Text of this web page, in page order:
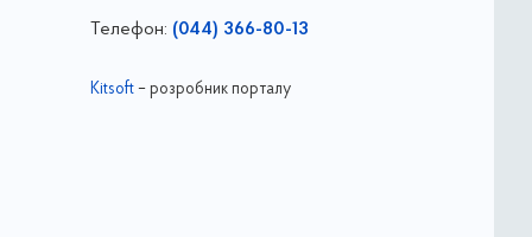
Телефон: (044) 366-80-13
Kitsoft– розробник порталу